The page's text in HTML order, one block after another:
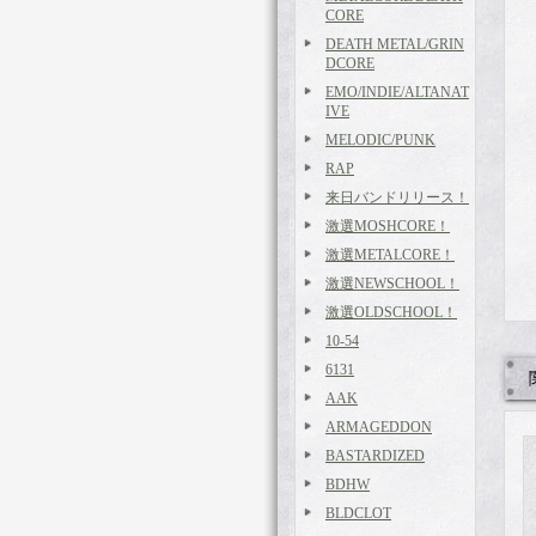
CORE
DEATH METAL/GRIN
DCORE
EMO/INDIE/ALTANAT
IVE
MELODIC/PUNK
RAP
来日バンドリリース！
激選MOSHCORE！
激選METALCORE！
激選NEWSCHOOL！
激選OLDSCHOOL！
10-54
6131
AAK
ARMAGEDDON
BASTARDIZED
BDHW
BLDCLOT